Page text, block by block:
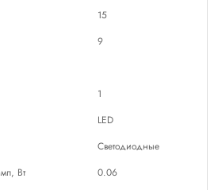
15
9
1
LED
Светодиодные
Вт
0.06